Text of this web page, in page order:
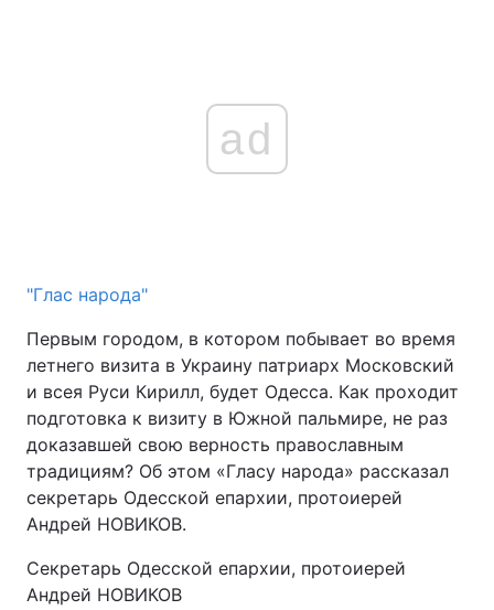
ad
"Глас народа"
Первым городом, в котором побывает во время
летнего визита в Украину патриарх Московский
и всея Руси Кирилл, будет Одесса. Как проходит
подготовка к визиту в Южной пальмире, не раз
доказавшей свою верность православным
традициям? Об этом «Гласу народа» рассказал
секретарь Одесской епархии, протоиерей
Андрей НОВИКОВ.
Секретарь Одесской епархии, протоиерей
Андрей НОВИКОВ